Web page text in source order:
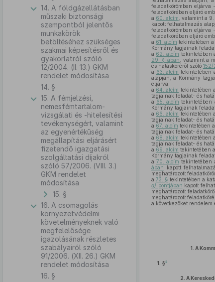
14. A földgázellátásban
műszaki biztonsági
szempontból jelentős
munkakörök
betöltéséhez szükséges
szakmai képesítésről és
gyakorlatról szóló
12/2004. (II. 13.) GKM
rendelet módosítása
14. §
15. A fémjelzési,
nemesfémtartalom-
vizsgálati és -hitelesítési
tevékenységért, valamint
az egyenértékűség
megállapítási eljárásért
fizetendő igazgatási
szolgáltatási díjakról
szóló 57/2006. (VIII. 3.)
GKM rendelet
módosítása
15. §
16. A csomagolás
környezetvédelmi
követelményeknek való
megfelelősége
igazolásának részletes
szabályairól szóló
91/2006. (XII. 26.) GKM
rendelet módosítása
16. §
feladatkörömben eljárva
feladatkörében eljáró
a 60. alcím , valamint a 9.
kapott felhatalmazás
feladatkörömben eljárva
feladatkörében eljáró
a 61. alcím tekintetében
Kormány tagjainak
a 62. alcím tekintetében
29. §-ában
, valamint a
és hatásköréről szóló 152/
a 63. alcím tekintetében
alapján, a Kormány
eljárva,
a 64. alcím tekintetében
tagjainak feladat- és
a 65. alcím tekintetében
Kormány tagjainak
a 66. alcím tekintetében
tagjainak feladat- és
a 67. alcím tekintetében
tagjainak feladat- és
a 68. alcím tekintetében
tagjainak feladat- és
a 69. alcím tekintetében
Kormány tagjainak
a 70. alcím tekintetében
ában kapott
meghatározott
a 73. § tekintetében a
a) pontjában kapott
meghatározott
meghatározott
a következőket rendelem
1. A
1. §2
2. A